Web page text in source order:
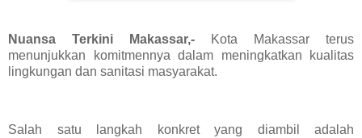
Nuansa Terkini Makassar,-
Kota Makassar terus
menunjukkan komitmennya dalam meningkatkan kualitas
lingkungan dan sanitasi masyarakat.
Salah satu langkah konkret yang diambil adalah